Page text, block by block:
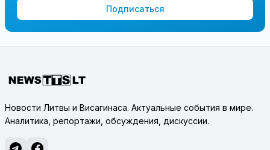
Подписаться
Новости Литвы и Висагинаса. Актуальные события в мире.
Аналитика, репортажи, обсуждения, дискуссии.